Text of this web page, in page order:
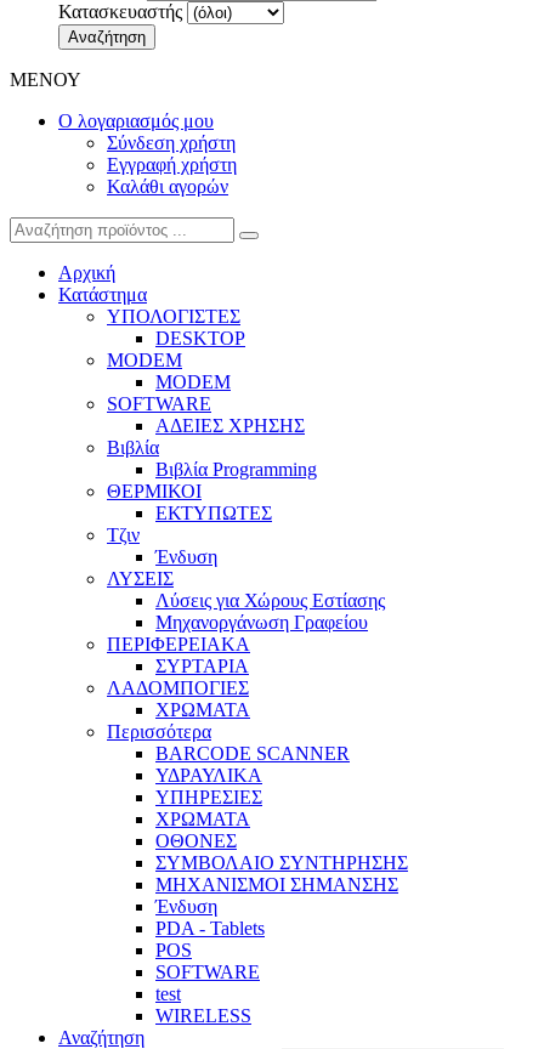
Κατασκευαστής
Αναζήτηση
ΜΕΝΟΥ
Ο λογαριασμός μου
Σύνδεση χρήστη
Εγγραφή χρήστη
Καλάθι αγορών
Αρχική
Κατάστημα
ΥΠΟΛΟΓΙΣΤΕΣ
DESKTOP
MODEM
MODEM
SOFTWARE
ΑΔΕΙΕΣ ΧΡΗΣΗΣ
Βιβλία
Βιβλία Programming
ΘΕΡΜΙΚΟΙ
ΕΚΤΥΠΩΤΕΣ
Τζιν
Ένδυση
ΛΥΣΕΙΣ
Λύσεις για Χώρους Εστίασης
Μηχανοργάνωση Γραφείου
ΠΕΡΙΦΕΡΕΙΑΚΑ
ΣΥΡΤΑΡΙΑ
ΛΑΔΟΜΠΟΓΙΕΣ
ΧΡΩΜΑΤΑ
Περισσότερα
BARCODE SCANNER
ΥΔΡΑΥΛΙΚΑ
ΥΠΗΡΕΣΙΕΣ
ΧΡΩΜΑΤΑ
ΟΘΟΝΕΣ
ΣΥΜΒΟΛΑΙΟ ΣΥΝΤΗΡΗΣΗΣ
ΜΗΧΑΝΙΣΜΟΙ ΣΗΜΑΝΣΗΣ
Ένδυση
PDA - Tablets
POS
SOFTWARE
test
WIRELESS
Αναζήτηση